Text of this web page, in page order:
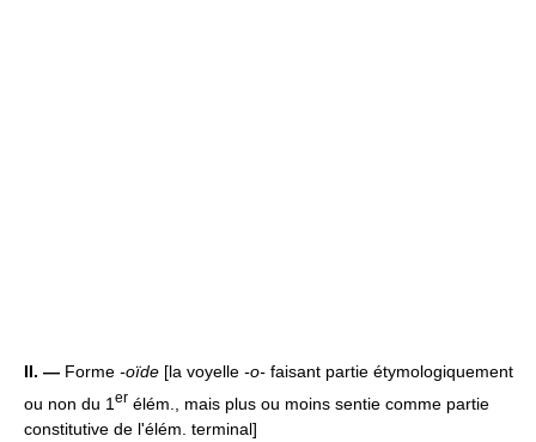
II. — Forme -oïde [la voyelle -o- faisant partie étymologiquement
ou non du 1 er élém., mais plus ou moins sentie comme partie
constitutive de l'élém. terminal]